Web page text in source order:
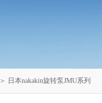
＞ 日本nakakin旋转泵JMU系列